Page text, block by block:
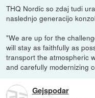
THQ Nordic so zdaj tudi
naslednjo generacijo
"We are up for the
will stay as faithfully as
transport the atmospheric
and carefully modernizing
Gejspodar